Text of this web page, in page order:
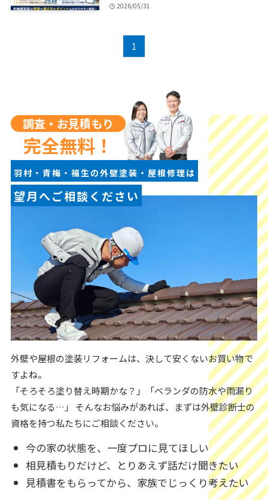
2026/05/31
1
調査・お見積もり
完全無料！
羽村・青梅・福生の外壁塗装・屋根修理は
望月へご相談ください
外壁や屋根の塗装リフォームは、決して安くないお買い物で
すよね。
「そろそろ塗り替え時期かな？」「ベランダの防水や雨漏り
も気になる…」 そんなお悩みがあれば、まずは外壁診断士の
資格を持つ私たちにご相談ください。
今の家の状態を、一度プロに見てほしい
相見積もりだけど、とりあえず話だけ聞きたい
見積書をもらってから、家族でじっくり考えたい